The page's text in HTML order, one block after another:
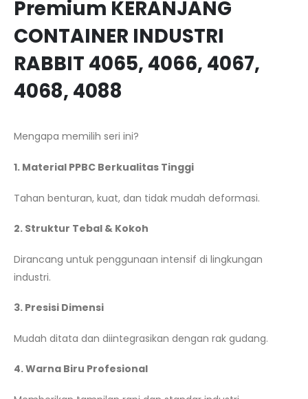
Premium KERANJANG
CONTAINER INDUSTRI
RABBIT 4065, 4066, 4067,
4068, 4088
Mengapa memilih seri ini?
1. Material PPBC Berkualitas Tinggi
Tahan benturan, kuat, dan tidak mudah deformasi.
2. Struktur Tebal & Kokoh
Dirancang untuk penggunaan intensif di lingkungan
industri.
3. Presisi Dimensi
Mudah ditata dan diintegrasikan dengan rak gudang.
4. Warna Biru Profesional